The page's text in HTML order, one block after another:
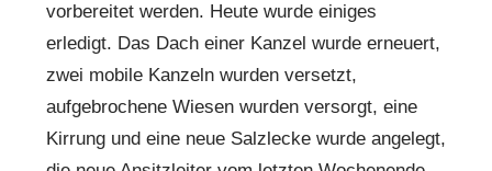
vorbereitet werden. Heute wurde einiges
erledigt. Das Dach einer Kanzel wurde erneuert,
zwei mobile Kanzeln wurden versetzt,
aufgebrochene Wiesen wurden versorgt, eine
Kirrung und eine neue Salzlecke wurde angelegt,